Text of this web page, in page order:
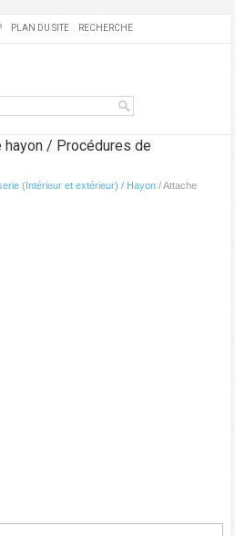
PLAN DU SITE RECHERCHE
hayon / Procédures de
(Intérieur et extérieur) / Hayon / Attache